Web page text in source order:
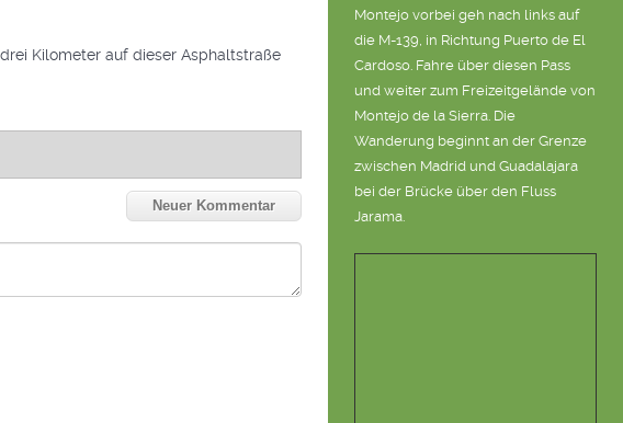
Kilometer auf dieser Asphaltstraße
Neuer Kommentar
Montejo vorbei geh nach links auf
die M-139, in Richtung Puerto de El
Cardoso. Fahre über diesen Pass
und weiter zum Freizeitgelände von
Montejo de la Sierra. Die
Wanderung beginnt an der Grenze
zwischen Madrid und Guadalajara
bei der Brücke über den Fluss
Jarama.